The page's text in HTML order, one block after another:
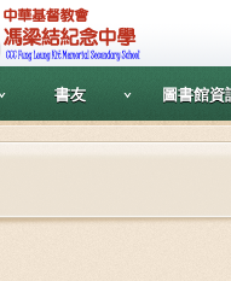
書友 圖書館資